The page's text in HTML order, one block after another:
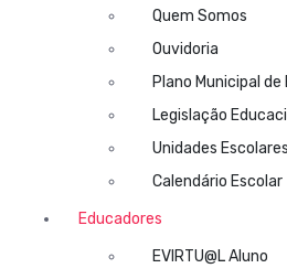
Quem Somos
Ouvidoria
Plano Municipal
Legislação
Unidades Escolares
Calendário Escolar
Educadores
EVIRTU@L Aluno